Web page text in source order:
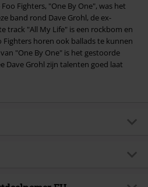
Fighters, "One By One", was het
band rond Dave Grohl, de ex-
track "All My Life" is een rockbom en
Fighters horen ook ballads te kunnen
"One By One" is het gestoorde
Dave Grohl zijn talenten goed laat